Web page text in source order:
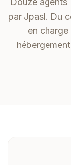
Douze agents
par Jpasl. Du
en